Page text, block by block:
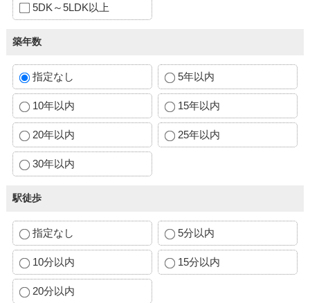
5DK～5LDK以上
築年数
指定なし 5年以内
10年以内 15年以内
20年以内 25年以内
30年以内
駅徒歩
指定なし 5分以内
10分以内 15分以内
20分以内